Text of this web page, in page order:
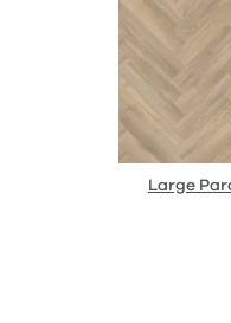
Large